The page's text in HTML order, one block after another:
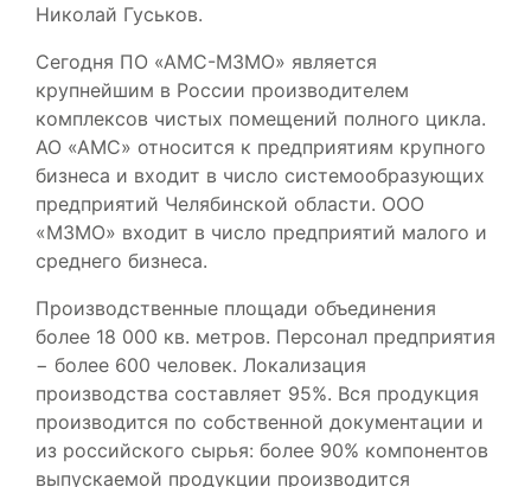
Николай Гуськов.
Сегодня ПО «АМС-МЗМО» является
крупнейшим в России производителем
комплексов чистых помещений полного цикла.
АО «АМС» относится к предприятиям крупного
бизнеса и входит в число системообразующих
предприятий Челябинской области. ООО
«МЗМО» входит в число предприятий малого и
среднего бизнеса.
Производственные площади объединения
более 18 000 кв. метров. Персонал предприятия
− более 600 человек. Локализация
производства составляет 95%. Вся продукция
производится по собственной документации и
из российского сырья: более 90% компонентов
выпускаемой продукции производится